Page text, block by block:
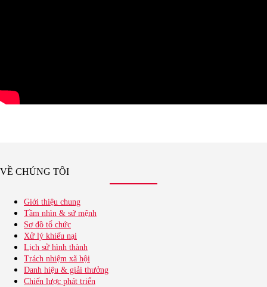
VỀ CHÚNG TÔI
Giới thiệu chung
Tầm nhìn & sứ mệnh
Sơ đồ tổ chức
Xử lý khiếu nại
Lịch sử hình thành
Trách nhiệm xã hội
Danh hiệu & giải thưởng
Chiến lược phát triển